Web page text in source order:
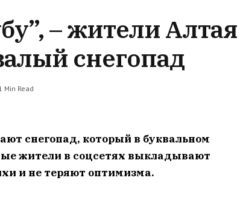
– жители Алтая
снегопад
Min Read
снегопад, который в буквальном
жители в соцсетях выкладывают
и не теряют оптимизма.